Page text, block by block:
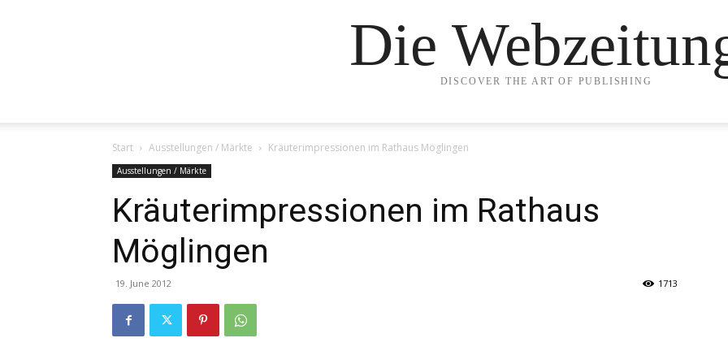
Die
DISCOVER THE ART OF PUBLISHING
Start Ausstellungen / Märkte Kräuterimpressionen im Rathaus Möglingen
Ausstellungen / Märkte
Kräuterimpressionen im Rathaus
Möglingen
19. June 2012 1713